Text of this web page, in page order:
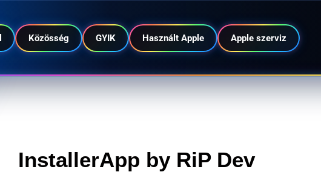
Közösség GYIK Használt Apple Apple szerviz
InstallerApp by RiP Dev